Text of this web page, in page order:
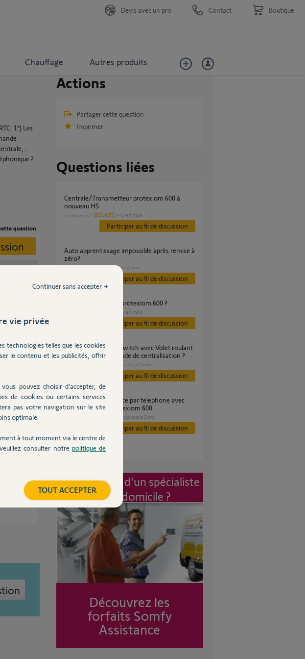
Chauffage Autres produits
Devis avec un pro Contact Boutique
1°) Les
?
question
Actions
Partager cette question
Imprimer
Questions liées
Centrale/Transmetteur protexiom 600 à
nouveau HS
27 réponses SÉCURITÉ il y a 6 mois
Participer au fil de discussion
Auto apprentissage impossible après remise à
zéro?
PORTAIL il y a 7 mois
Participer au fil de discussion
Connection alarme protexiom 600 ?
il y a 5 mois
Participer au fil de discussion
Appairage Tahoma switch avec Volet roulant
IO sans télécommande de centralisation ?
DOMOTIQUE il y a 2 mois
Participer au fil de discussion
commande a distance par telephone avec
module RTC sur protexiom 600
il y a presque 2 ans
Participer au fil de discussion
Intervention d'un spécialiste
à mon domicile ?
Découvrez les
forfaits Somfy
Assistance
vie privée
technologies telles que les cookies
le contenu et les publicités, offrir
pouvez choisir d’accepter, de
de cookies ou certains services
pas votre navigation sur le site
optimale.
à tout moment via le centre de
consulter notre politique de
Continuer sans accepter →
TOUT ACCEPTER